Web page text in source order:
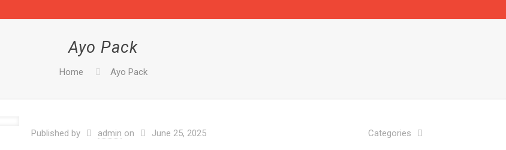
Ayo Pack
Home Ayo Pack
Published by admin on June 25, 2025 Categories